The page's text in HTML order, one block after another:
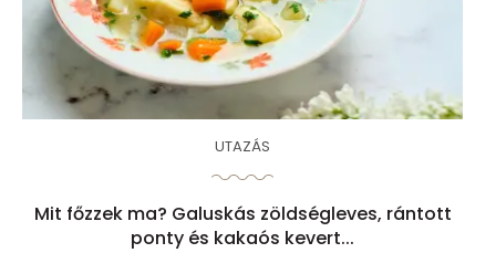
UTAZÁS
Mit főzzek ma? Galuskás zöldségleves, rántott
ponty és kakaós kevert...